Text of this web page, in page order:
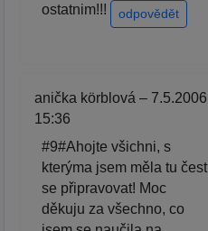
ostatnim!!!
odpovědět
anička körblová – 7.5.2006
15:36
#9#Ahojte všichni, s
kterýma jsem měla tu čest
se připravovat! Moc
děkuju za všechno, co